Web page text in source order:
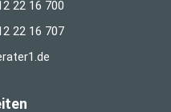
22 16 700
22 16 707